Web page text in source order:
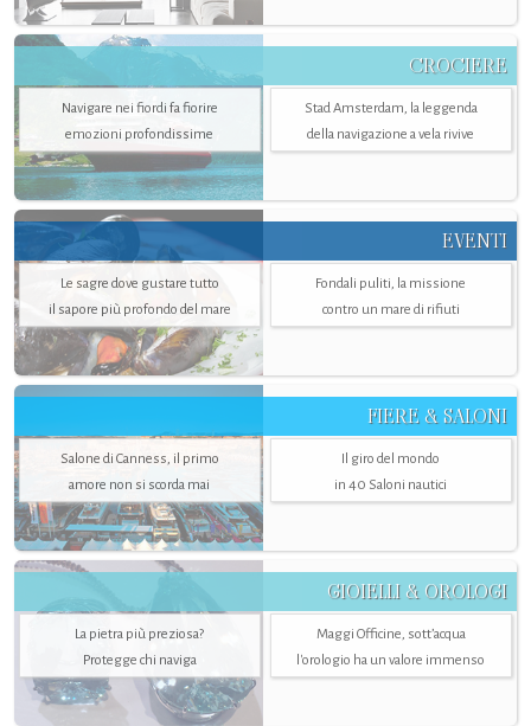
CROCIERE
Navigare nei fiordi fa fiorire
emozioni profondissime
Stad Amsterdam, la leggenda
della navigazione a vela rivive
EVENTI
Le sagre dove gustare tutto
il sapore più profondo del mare
Fondali puliti, la missione
contro un mare di rifiuti
FIERE & SALONI
Salone di Canness, il primo
amore non si scorda mai
Il giro del mondo
in 40 Saloni nautici
GIOIELLI & OROLOGI
La pietra più preziosa?
Protegge chi naviga
Maggi Officine, sott’acqua
l'orologio ha un valore immenso